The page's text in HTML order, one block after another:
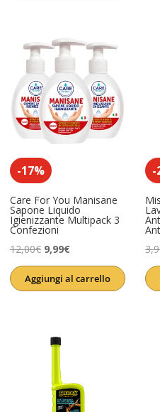
-17%
Care For You Manisane
Sapone Liquido
Igienizzante Multipack 3
Confezioni
12,00€ Il
prezzo
originale
9,99€Il
prezzo
attuale
Aggiungi al carrello
-